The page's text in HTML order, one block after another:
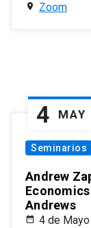
Zoom
4 MAY
Seminarios
Andrew
Andrews
4 de